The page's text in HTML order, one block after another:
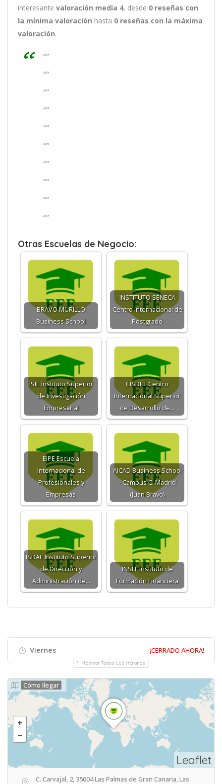
interesante valoración media 4, desde 0 reseñas con
la mínima valoración hasta 0 reseñas con la máxima
valoración.
“”
“”
“”
“”
“”
“”
“”
“”
“”
“”
Otras Escuelas de Negocio:
BRAVO MURILLO
Business School
INSTITUTO SÉNECA
Centro Internacional de
Postgrado
ISIE Instituto Superior
de Investigación
Empresarial
CISDET Centro
Internacional Superior
de Desarrollo de…
EIPE Escuela
Internacional de
Profesionales y
Empresas
AICAD Business School
- Campus C. Madrid
(Juan Bravo)
ISDAE Instituto Superior
de Dirección y
Administración de…
INSFF Instituto de
Formación Financiera
Viernes ¡CERRADO AHORA!
Mostrar Todos Los Horarios
Leaflet
Cómo llegar
C. Carvajal, 2, 35004 Las Palmas de Gran Canaria, Las